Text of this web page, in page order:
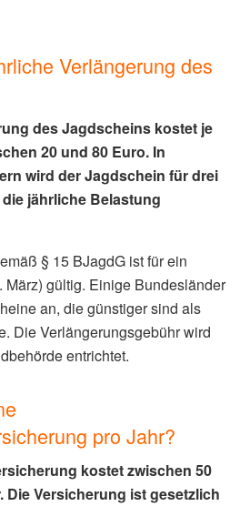
Verlängerung des
des Jagdscheins kostet je
20 und 80 Euro. In
wird der Jagdschein für drei
jährliche Belastung
§ 15 BJagdG ist für ein
gültig. Einige Bundesländer
an, die günstiger sind als
Die Verlängerungsgebühr wird
entrichtet.
pro Jahr?
kostet zwischen 50
Die Versicherung ist gesetzlich